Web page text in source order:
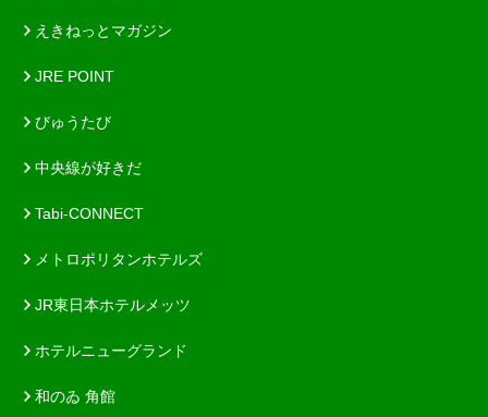
えきねっとマガジン
JRE POINT
びゅうたび
中央線が好きだ
Tabi-CONNECT
メトロポリタンホテルズ
JR東日本ホテルメッツ
ホテルニューグランド
和のゐ 角館